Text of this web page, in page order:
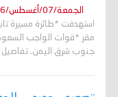
الجمعة/07/أغسطس/2026 - 10:43 م
استهدفت *طائرة مسيرة
مقر *قوات الواجب
جنوب شرق اليمن. تفاصيل ا